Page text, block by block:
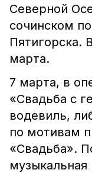
Северной
сочинском
Пятигорска.
марта.
7 марта, в
«Свадьба с
водевиль,
по мотивам
«Свадьба».